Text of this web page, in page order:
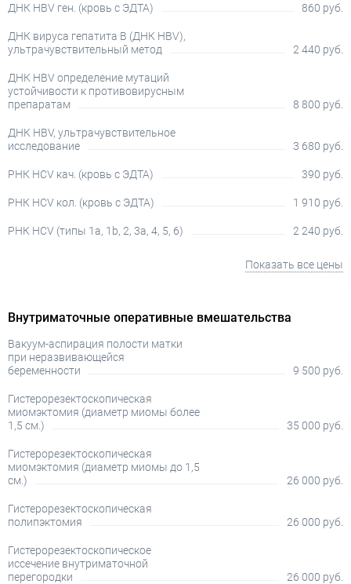
ДНК HBV ген. (кровь с ЭДТА) 860 руб.
ДНК вируса гепатита В (ДНК HBV),
ультрачувствительный метод
2 440 руб.
ДНК HBV определение мутаций
устойчивости к противовирусным
препаратам
8 800 руб.
ДНК HBV, ультрачувствительное
исследование
3 680 руб.
РНК HCV кач. (кровь с ЭДТА) 390 руб.
РНК HCV кол. (кровь с ЭДТА) 1 910 руб.
РНК HCV (типы 1а, 1b, 2, 3а, 4, 5, 6) 2 240 руб.
Показать все цены
Внутриматочные оперативные вмешательства
Вакуум-аспирация полости матки
при неразвивающейся
беременности
9 500 руб.
Гистерорезектоскопическая
миомэктомия (диаметр миомы более
1,5 см.)
35 000 руб.
Гистерорезектоскопическая
миомэктомия (диаметр миомы до 1,5
см.)
26 000 руб.
Гистерорезектоскопическая
полипэктомия
26 000 руб.
Гистерорезектоскопическое
иссечение внутриматочной
перегородки
26 000 руб.